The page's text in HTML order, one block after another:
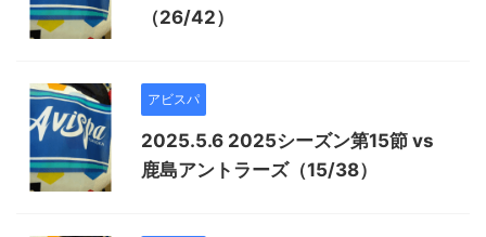
（26/42）
アビスパ
2025.5.6 2025シーズン第15節 vs
鹿島アントラーズ（15/38）